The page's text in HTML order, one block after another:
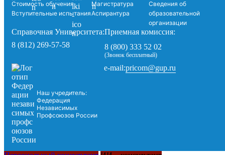
Стоимость обучения
Вступительные испытания
Магистратура
Аспирантура
Сведения об
образовательной
организации
Справочная Университета:
8 (812) 269-57-58
Приемная комиссия:
8 (800) 333 52 02
(Звонок бесплатный)
Наш учредитель:
Федерация
Независимых
Профсоюзов России
e-mail:pricom@gup.ru